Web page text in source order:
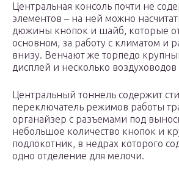
Центральная консоль почти не
элементов – на ней можно
дюжины кнопок и шайб, которые
основном, за работу с климатом и
внизу. Венчают же торпедо
дисплей и несколько воздуховодов
Центральный тоннель содержит
переключатель режимов работы
органайзер с разъемами под
небольшое количество кнопок и
подлокотник, в недрах которого
одно отделение для мелочи.